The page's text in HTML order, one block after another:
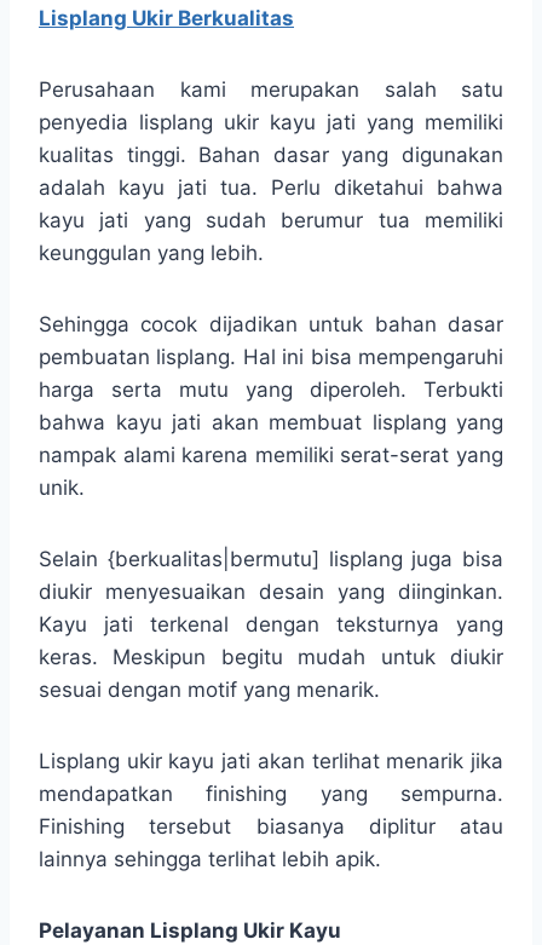
Lisplang Ukir Berkualitas
Perusahaan kami merupakan salah satu
penyedia lisplang ukir kayu jati yang memiliki
kualitas tinggi. Bahan dasar yang digunakan
adalah kayu jati tua. Perlu diketahui bahwa
kayu jati yang sudah berumur tua memiliki
keunggulan yang lebih.
Sehingga cocok dijadikan untuk bahan dasar
pembuatan lisplang. Hal ini bisa mempengaruhi
harga serta mutu yang diperoleh. Terbukti
bahwa kayu jati akan membuat lisplang yang
nampak alami karena memiliki serat-serat yang
unik.
Selain {berkualitas|bermutu] lisplang juga bisa
diukir menyesuaikan desain yang diinginkan.
Kayu jati terkenal dengan teksturnya yang
keras. Meskipun begitu mudah untuk diukir
sesuai dengan motif yang menarik.
Lisplang ukir kayu jati akan terlihat menarik jika
mendapatkan finishing yang sempurna.
Finishing tersebut biasanya diplitur atau
lainnya sehingga terlihat lebih apik.
Pelayanan Lisplang Ukir Kayu